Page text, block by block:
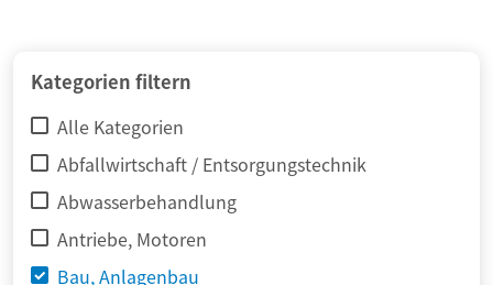
Kategorien filtern
Alle Kategorien
Abfallwirtschaft / Entsorgungstechnik
Abwasserbehandlung
Antriebe, Motoren
Bau, Anlagenbau